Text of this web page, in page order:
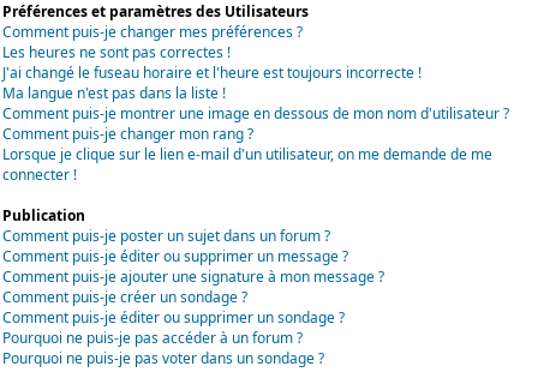
Préférences et paramètres des Utilisateurs
Comment puis-je changer mes préférences ?
Les heures ne sont pas correctes !
J'ai changé le fuseau horaire et l'heure est toujours incorrecte !
Ma langue n'est pas dans la liste !
Comment puis-je montrer une image en dessous de mon nom d'utilisateur ?
Comment puis-je changer mon rang ?
Lorsque je clique sur le lien e-mail d'un utilisateur, on me demande de me
connecter !
Publication
Comment puis-je poster un sujet dans un forum ?
Comment puis-je éditer ou supprimer un message ?
Comment puis-je ajouter une signature à mon message ?
Comment puis-je créer un sondage ?
Comment puis-je éditer ou supprimer un sondage ?
Pourquoi ne puis-je pas accéder à un forum ?
Pourquoi ne puis-je pas voter dans un sondage ?